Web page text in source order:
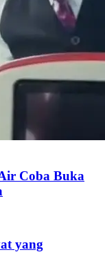
Coba Buka
yang